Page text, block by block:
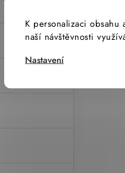
K personalizaci
naší návštěvnosti
Nastavení